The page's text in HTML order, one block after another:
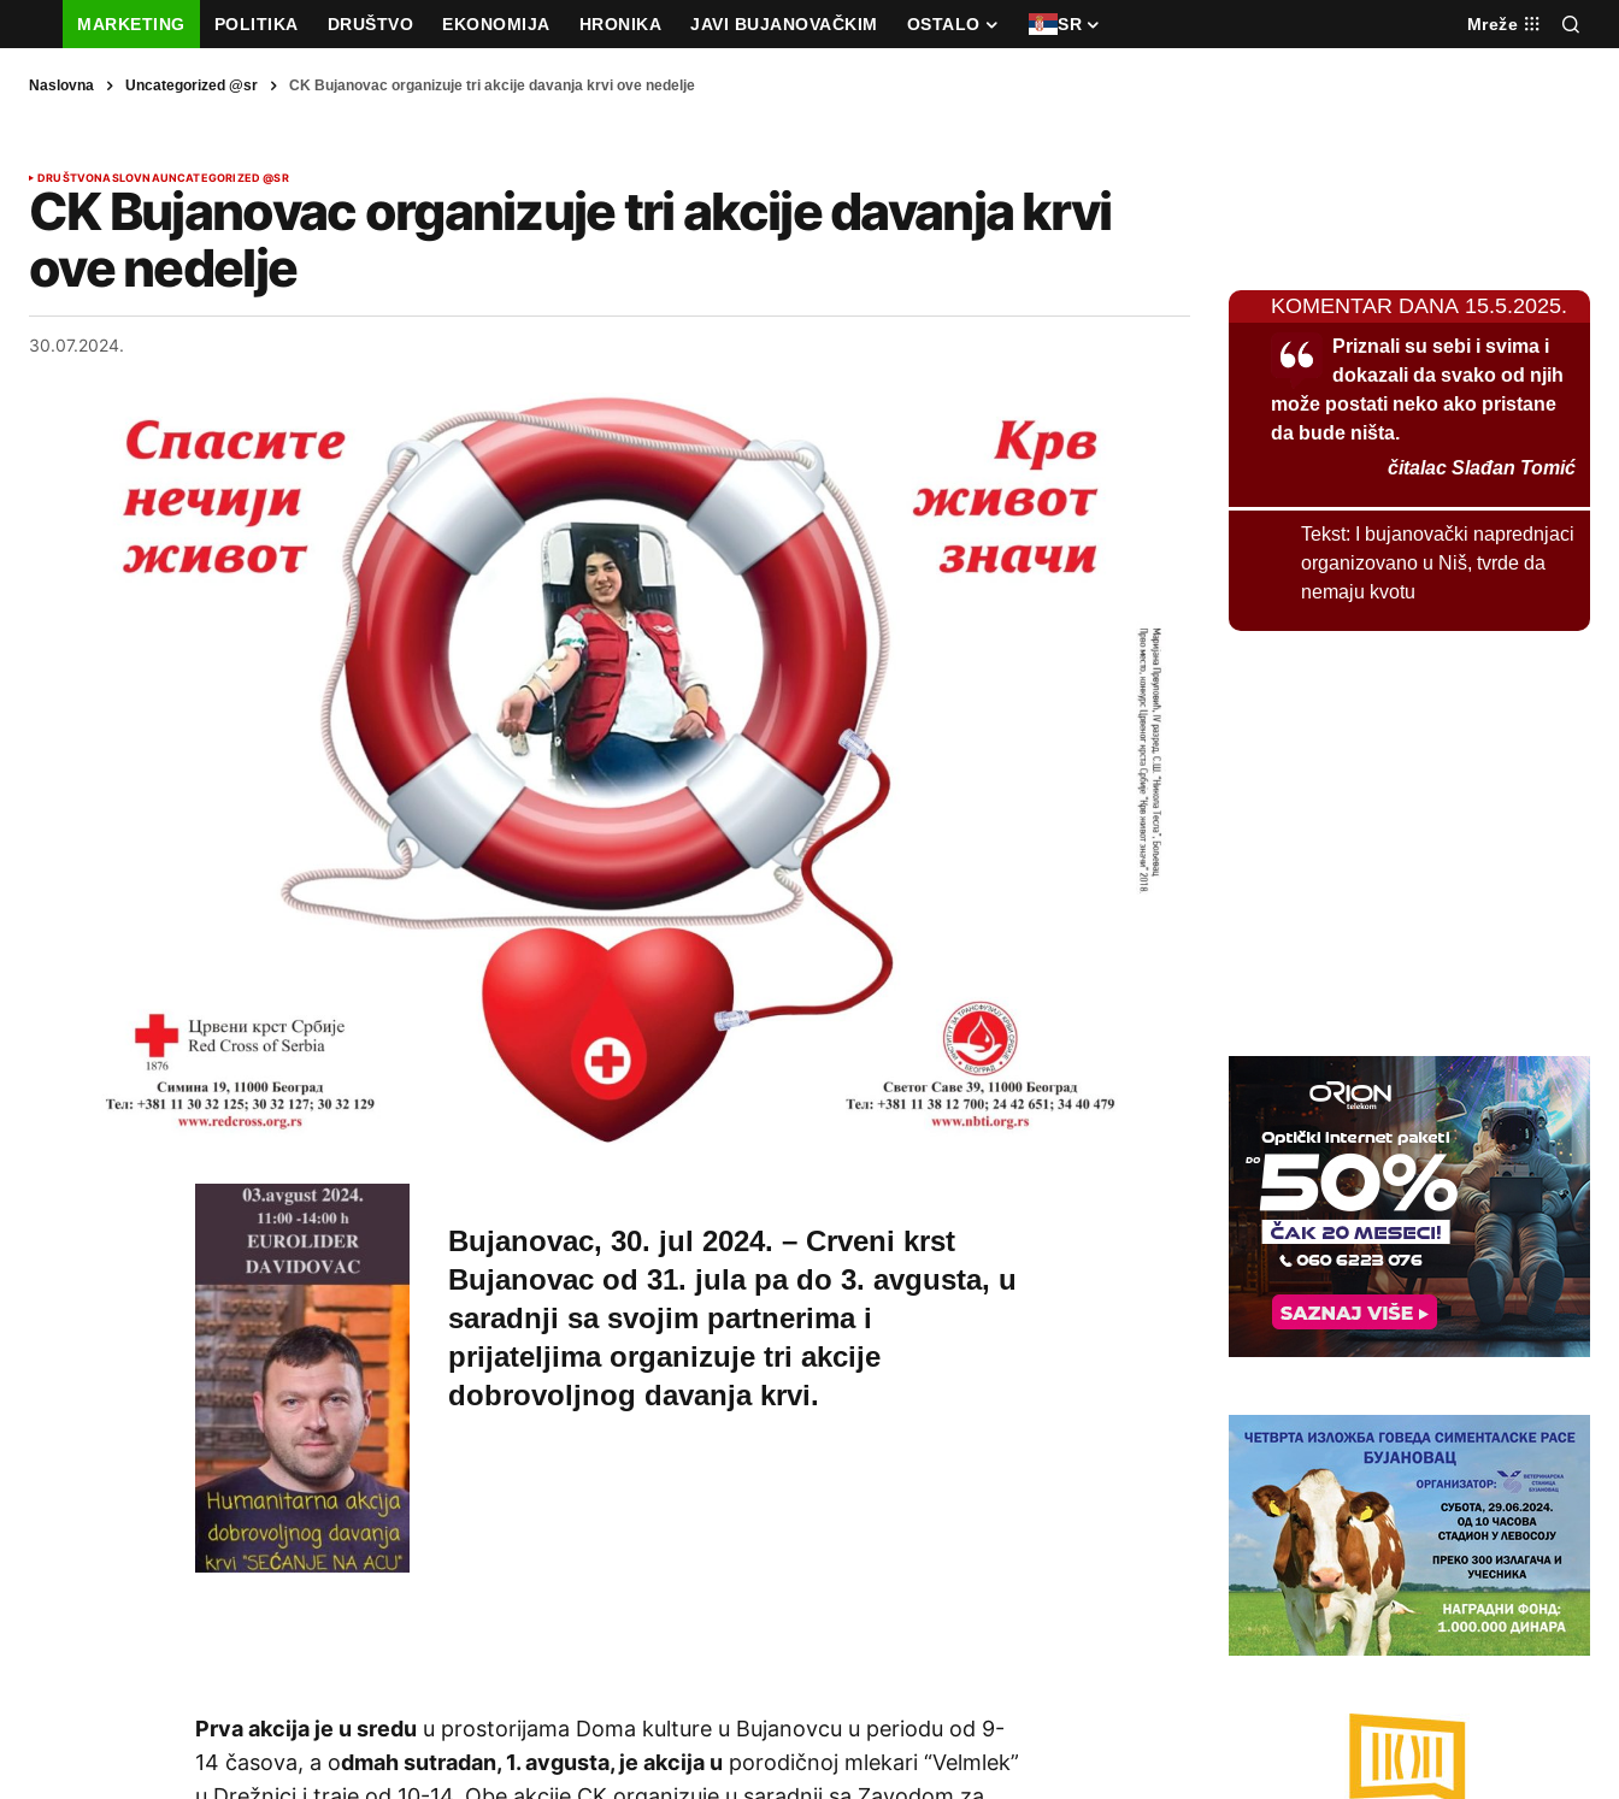
MARKETING POLITIKA DRUŠTVO EKONOMIJA HRONIKA JAVI BUJANOVAČKIM OSTALO SR Mreže
Naslovna Uncategorized @sr CK Bujanovac organizuje tri akcije davanja krvi ove nedelje
DRUŠTVONASLOVNAUNCATEGORIZED @SR
CK Bujanovac organizuje tri akcije davanja krvi
ove nedelje
30.07.2024.
Bujanovac, 30. jul 2024. – Crveni krst
Bujanovac od 31. jula pa do 3. avgusta, u
saradnji sa svojim partnerima i
prijateljima organizuje tri akcije
dobrovoljnog davanja krvi.
Prva akcija je u sredu u prostorijama Doma kulture u Bujanovcu u periodu od 9-
14 časova, a odmah sutradan, 1. avgusta, je akcija u porodičnoj mlekari “Velmlek”
KOMENTAR DANA 15.5.2025.
Priznali su sebi i svima i
dokazali da svako od njih
može postati neko ako pristane
da bude ništa.
čitalac Slađan Tomić
Tekst:
I bujanovački naprednjaci
organizovano u Niš, tvrde da
nemaju kvotu